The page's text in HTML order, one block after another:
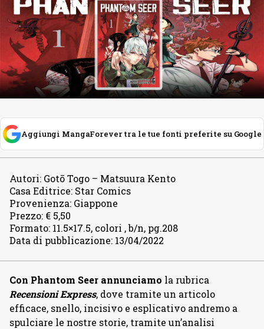
Aggiungi MangaForever tra le tue fonti preferite su Google
Autori: Gotō Togo – Matsuura Kento
Casa Editrice: Star Comics
Provenienza: Giappone
Prezzo: € 5,50
Formato: 11.5×17.5, colori , b/n, pg.208
Data di pubblicazione: 13/04/2022
Con Phantom Seer annunciamo la rubrica
Recensioni Express, dove tramite un articolo
efficace, snello, incisivo e esplicativo andremo a
spulciare le nostre storie, tramite un’analisi